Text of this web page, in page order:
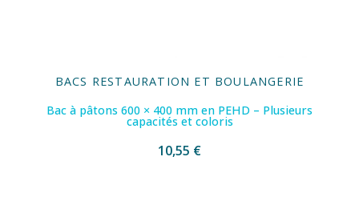
BACS RESTAURATION ET BOULANGERIE
Bac à pâtons 600 × 400 mm en PEHD – Plusieurs
capacités et coloris
10,55 €